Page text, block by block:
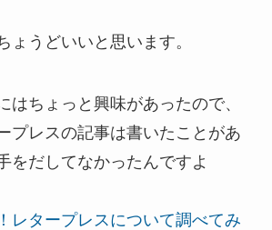
ょうどいいと思います。
はちょっと興味があったので、
プレスの記事は書いたことがあ
をだしてなかったんですよ
レタープレスについて調べてみ